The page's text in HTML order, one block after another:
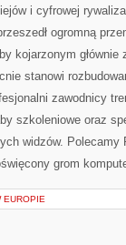
i cyfrowej
ogromną
kojarzonym
stanowi
zawodnicy
szkoleniowe oraz
widzów.
grom
EUROPIE